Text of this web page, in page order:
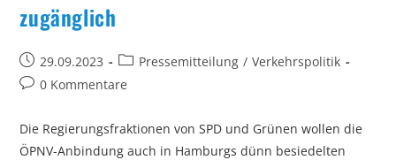
zugänglich
Beitrag
veröffentlicht:
29.09.2023
Beitrags-
Kategorie:
Pressemitteilung / Verkehrspolitik
Beitrags-
0 Kommentare
Die Regierungsfraktionen von SPD und Grünen wollen die
ÖPNV-Anbindung auch in Hamburgs dünn besiedelten